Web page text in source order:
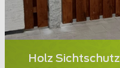
Holz Sichtschutz